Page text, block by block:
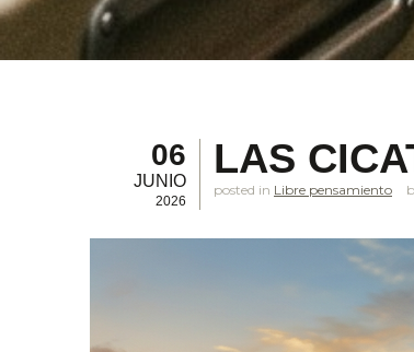
06
JUNIO
2026
LAS
posted in Libre pensamiento